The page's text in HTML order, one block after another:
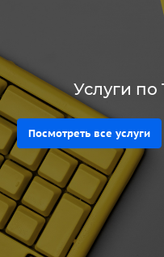
Услуги по
Посмотреть все услуги